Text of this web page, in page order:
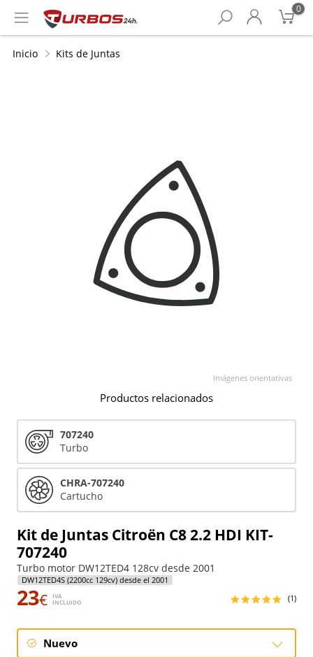
0
Inicio Kits de Juntas
Kit de Juntas Citroën C8 2.2 HDI KIT-
707240
Turbo motor DW12TED4 128cv desde 2001
DW12TED4S (2200cc 129cv) desde el 2001
23€
IVA
INCLUIDO
(1)
Nuevo
Imágenes orientativas
Productos relacionados
707240
Turbo
CHRA-707240
Cartucho